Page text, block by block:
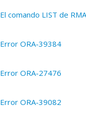
El comando LIST de
Error ORA-39384
Error ORA-27476
Error ORA-39082